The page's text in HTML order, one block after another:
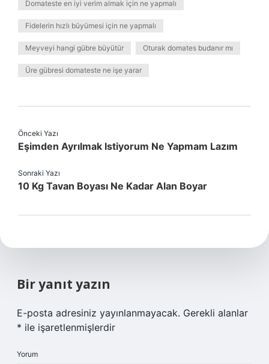
Domateste en iyi verim almak için ne yapmalı
Fidelerin hızlı büyümesi için ne yapmalı
Meyveyi hangi gübre büyütür Oturak domates budanır mı
Üre gübresi domateste ne işe yarar
Önceki Yazı
Eşimden Ayrılmak Istiyorum Ne Yapmam Lazım
Sonraki Yazı
10 Kg Tavan Boyası Ne Kadar Alan Boyar
Bir yanıt yazın
E-posta adresiniz yayınlanmayacak. Gerekli alanlar
* ile işaretlenmişlerdir
Yorum